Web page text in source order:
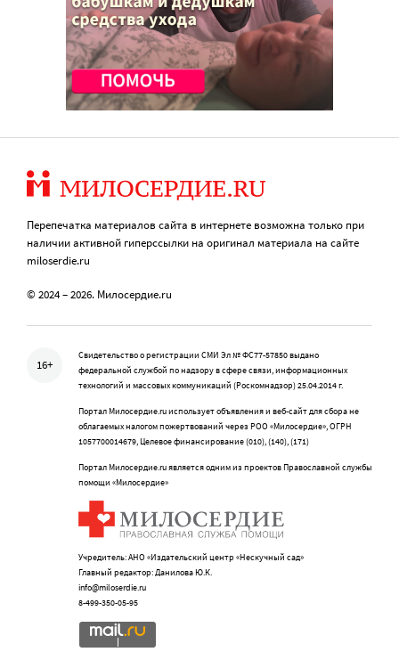
Перепечатка материалов сайта в интернете возможна только при
наличии активной гиперссылки на оригинал материала на сайте
miloserdie.ru
© 2024 – 2026. Милосердие.ru
16+
Свидетельство о регистрации СМИ Эл № ФС77-57850 выдано
федеральной службой по надзору в сфере связи, информационных
технологий и массовых коммуникаций (Роскомнадзор) 25.04.2014 г.
Портал Милосердие.ru использует объявления и веб-сайт для сбора не
облагаемых налогом пожертвований через РОО «Милосердие», ОГРН
1057700014679, Целевое финансирование (010), (140), (171)
Портал Милосердие.ru является одним из проектов Православной службы
помощи «Милосердие»
Учредитель: АНО «Издательский центр «Нескучный сад»
Главный редактор: Данилова Ю.К.
info@miloserdie.ru
8-499-350-05-95